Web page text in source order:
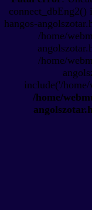
hangos-
/home/
/home/
include('/
/home/